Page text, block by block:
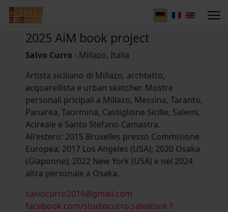
2025 AiM book project
Salvo Curro - Millazo, Italia
Artista siciliano di Millazo, archtetto,
acquarellista e urban sketcher. Mostre
personali pricipali a Millazo, Messina, Taranto,
Panarea, Taormina, Castiglione Sicilie, Salemi,
Acireale e Santo Stefano Camastra.
All'estero: 2015 Bruxelles presso Commisione
Europea; 2017 Los Angeles (USA); 2020 Osaka
(Giaponne); 2022 New York (USA) e nel 2024
altra personale a Osaka.
salvocurro2016@gmail.com
facebook.com/studiocurro.salvatore.1